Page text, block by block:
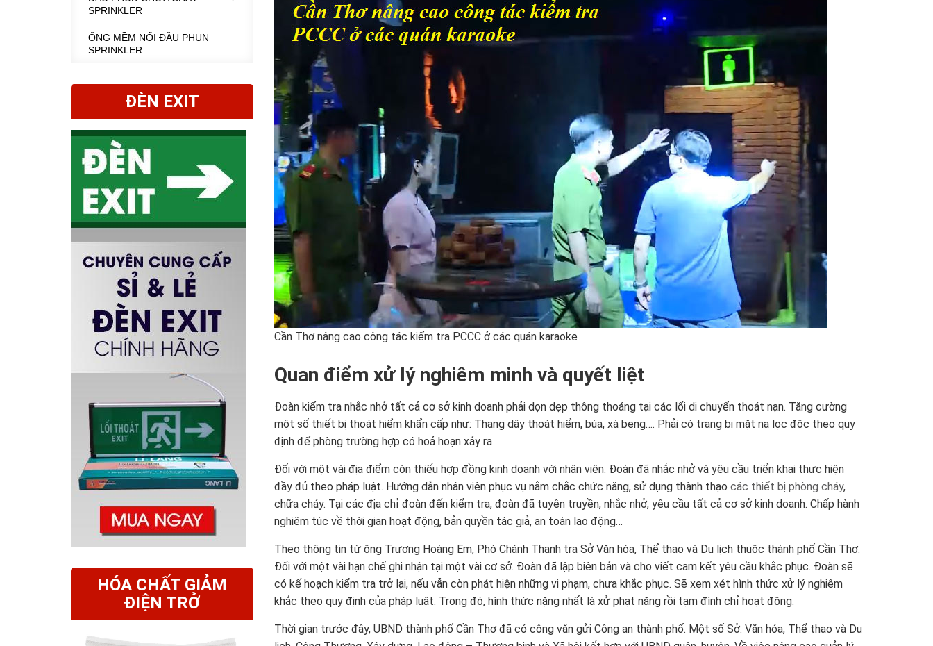
Cần Thơ nâng cao công tác kiểm tra PCCC ở các quán karaoke
Quan điểm xử lý nghiêm minh và quyết liệt
Đoàn kiểm tra nhắc nhở tất cả cơ sở kinh doanh phải dọn dẹp thông thoáng tại các lối di chuyển thoát nạn. Tăng cường
một số thiết bị thoát hiểm khẩn cấp như: Thang dây thoát hiểm, búa, xà beng…. Phải có trang bị mặt nạ lọc độc theo quy
định để phòng trường hợp có hoả hoạn xảy ra
Đối với một vài địa điểm còn thiếu hợp đồng kinh doanh với nhân viên. Đoàn đã nhắc nhở và yêu cầu triển khai thực hiện
đầy đủ theo pháp luật. Hướng dẫn nhân viên phục vụ nắm chắc chức năng, sử dụng thành thạo các thiết bị phòng cháy,
chữa cháy. Tại các địa chỉ đoàn đến kiểm tra, đoàn đã tuyên truyền, nhắc nhở, yêu cầu tất cả cơ sở kinh doanh. Chấp hành
nghiêm túc về thời gian hoạt động, bản quyền tác giả, an toàn lao động…
Theo thông tin từ ông Trương Hoàng Em, Phó Chánh Thanh tra Sở Văn hóa, Thể thao và Du lịch thuộc thành phố Cần Thơ.
Đối với một vài hạn chế ghi nhận tại một vài cơ sở. Đoàn đã lập biên bản và cho viết cam kết yêu cầu khắc phục. Đoàn sẽ
có kế hoạch kiểm tra trở lại, nếu vẫn còn phát hiện những vi phạm, chưa khắc phục. Sẽ xem xét hình thức xử lý nghiêm
khắc theo quy định của pháp luật. Trong đó, hình thức nặng nhất là xử phạt nặng rồi tạm đình chỉ hoạt động.
Thời gian trước đây, UBND thành phố Cần Thơ đã có công văn gửi Công an thành phố. Một số Sở: Văn hóa, Thể thao và Du
SPRINKLER
ỐNG MỀM NỐI ĐẦU PHUN
SPRINKLER
ĐÈN EXIT
HÓA CHẤT GIẢM
ĐIỆN TRỞ